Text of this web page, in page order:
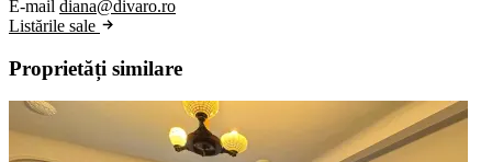
E-mail diana@divaro.ro
Listările sale
Proprietăți similare